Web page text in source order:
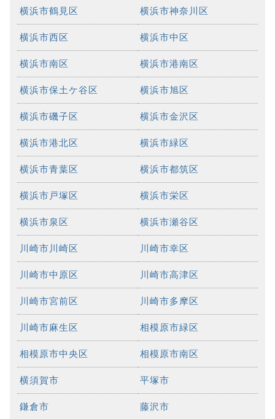
横浜市鶴見区 横浜市神奈川区
横浜市西区 横浜市中区
横浜市南区 横浜市港南区
横浜市保土ケ谷区 横浜市旭区
横浜市磯子区 横浜市金沢区
横浜市港北区 横浜市緑区
横浜市青葉区 横浜市都筑区
横浜市戸塚区 横浜市栄区
横浜市泉区 横浜市瀬谷区
川崎市川崎区 川崎市幸区
川崎市中原区 川崎市高津区
川崎市宮前区 川崎市多摩区
川崎市麻生区 相模原市緑区
相模原市中央区 相模原市南区
横須賀市 平塚市
鎌倉市 藤沢市